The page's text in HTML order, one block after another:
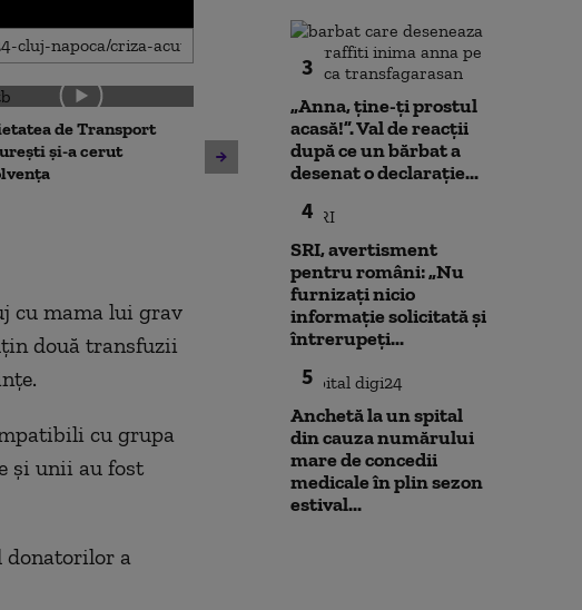
de Transport
și-a cerut
Avertisment de la Bruxelles
după scandalul centralelor
angajamentelor din PNRR
financiare”
Noua lege a
parteneriatul
cu mama lui grav
două transfuzii
cu grupa
și unii au fost
donatorilor a
3
„Anna, ţine-ţi prostul
acasă!”. Val de reacții
după ce un bărbat a
desenat o declarație...
4
SRI, avertisment
pentru români: „Nu
furnizați nicio
informație solicitată și
întrerupeți...
5
Anchetă la un spital
din cauza numărului
mare de concedii
medicale în plin sezon
estival...